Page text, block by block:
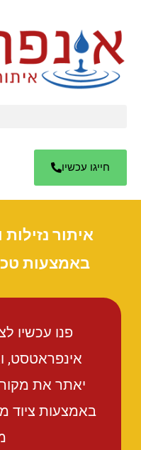
חייגו עכשיו
איתור
באמצעות
פנו עכשיו
אינפראטסט,
יאתר את
באמצעות ציוד